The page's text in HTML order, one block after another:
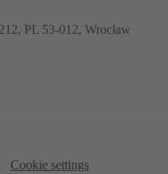
PL 53-012, Wrocław
Cookie settings